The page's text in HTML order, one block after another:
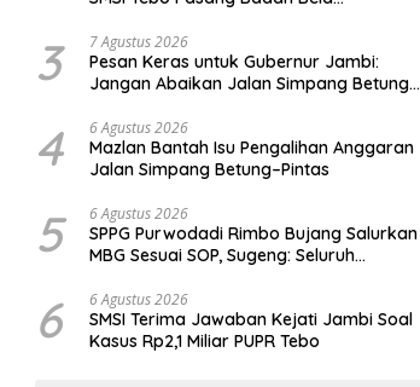
Rambai Terancam Pasal 27A UU ITE
3 7 Agustus 2026
Pesan Keras untuk Gubernur Jambi:
Jangan Abaikan Jalan Simpang Betung–
4 6 Agustus 2026
Mazlan Bantah Isu Pengalihan Anggaran
Jalan Simpang Betung–Pintas
5 6 Agustus 2026
SPPG Purwodadi Rimbo Bujang Salurkan
MBG Sesuai SOP, Sugeng: Seluruh
6 6 Agustus 2026
SMSI Terima Jawaban Kejati Jambi Soal
Kasus Rp2,1 Miliar PUPR Tebo